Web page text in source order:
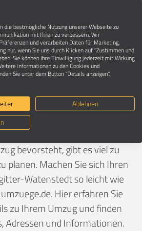
Salzgitter-Watenstedt
ist Vertrauenssache
>Salzgitter, Stadt>
Watenstedt
bevorsteht, gibt es viel zu
planen. Machen Sie sich Ihren
Watenstedt so leicht wie
Hier erfahren Sie
zu Ihrem Umzug und finden
Adressen und Informationen.
die bestmögliche Nutzung unserer Webseite zu
mit Ihnen zu verbessern. Wir
und verarbeiten Daten für Marketing,
nur, wenn Sie uns durch Klicken auf "Zustimmen und
Sie können Ihre Einwilligung jederzeit mit Wirkung
Informationen zu den Cookies und
Sie unter dem Button "Details anzeigen".
Ablehnen